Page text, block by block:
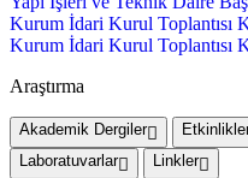
Kurum İdari Kurul Toplantısı
Kurum İdari Kurul Toplantısı
Araştırma
Akademik Dergiler
Laboratuvarlar
Linkler